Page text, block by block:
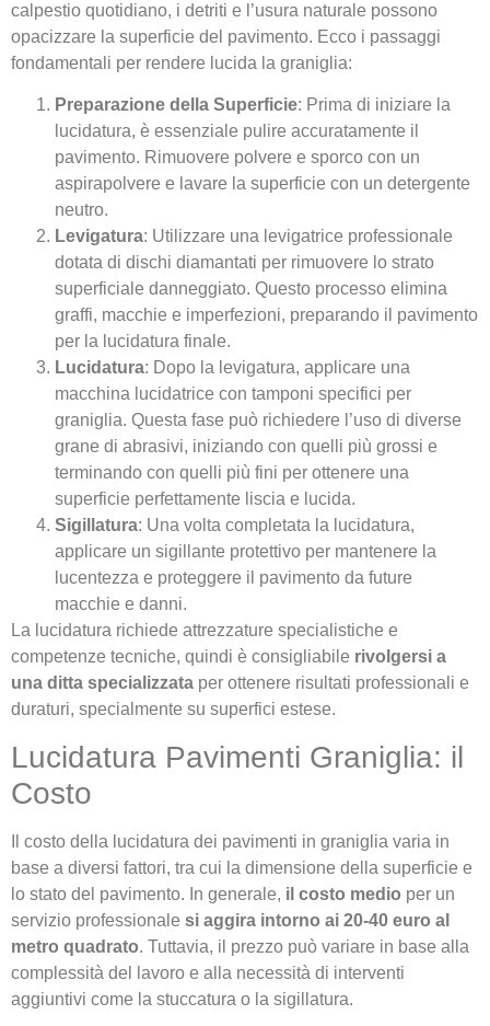
calpestio quotidiano, i detriti e l’usura naturale possono
opacizzare la superficie del pavimento. Ecco i passaggi
fondamentali per rendere lucida la graniglia:
Preparazione della Superficie: Prima di iniziare la
lucidatura, è essenziale pulire accuratamente il
pavimento. Rimuovere polvere e sporco con un
aspirapolvere e lavare la superficie con un detergente
neutro.
Levigatura: Utilizzare una levigatrice professionale
dotata di dischi diamantati per rimuovere lo strato
superficiale danneggiato. Questo processo elimina
graffi, macchie e imperfezioni, preparando il pavimento
per la lucidatura finale.
Lucidatura: Dopo la levigatura, applicare una
macchina lucidatrice con tamponi specifici per
graniglia. Questa fase può richiedere l’uso di diverse
grane di abrasivi, iniziando con quelli più grossi e
terminando con quelli più fini per ottenere una
superficie perfettamente liscia e lucida.
Sigillatura: Una volta completata la lucidatura,
applicare un sigillante protettivo per mantenere la
lucentezza e proteggere il pavimento da future
macchie e danni.
La lucidatura richiede attrezzature specialistiche e
competenze tecniche, quindi è consigliabile rivolgersi a
una ditta specializzata per ottenere risultati professionali e
duraturi, specialmente su superfici estese.
Lucidatura Pavimenti Graniglia: il
Costo
Il costo della lucidatura dei pavimenti in graniglia varia in
base a diversi fattori, tra cui la dimensione della superficie e
lo stato del pavimento. In generale, il costo medio per un
servizio professionale si aggira intorno ai 20-40 euro al
metro quadrato. Tuttavia, il prezzo può variare in base alla
complessità del lavoro e alla necessità di interventi
aggiuntivi come la stuccatura o la sigillatura.